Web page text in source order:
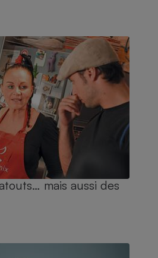
mais aussi des